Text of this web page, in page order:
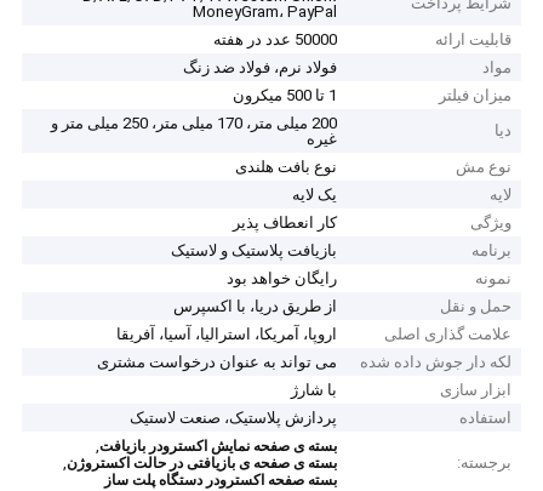
MoneyGram، PayPal
قابلیت ارائه
50000 عدد در هفته
مواد
فولاد نرم، فولاد ضد زنگ
میزان فیلتر
1 تا 500 میکرون
دیا
200 میلی متر، 170 میلی متر، 250 میلی متر و
غیره
نوع مش
نوع بافت هلندی
لایه
یک لایه
ویژگی
کار انعطاف پذیر
برنامه
بازیافت پلاستیک و لاستیک
نمونه
رایگان خواهد بود
حمل و نقل
از طریق دریا، با اکسپرس
علامت گذاری اصلی
اروپا، آمریکا، استرالیا، آسیا، آفریقا
لکه دار جوش داده شده
می تواند به عنوان درخواست مشتری
ابزار سازی
با شارژ
استفاده
پردازش پلاستیک، صنعت لاستیک
برجسته:
بسته ی صفحه نمایش اکسترودر بازیافت,
بسته ی صفحه ی بازیافتی در حالت اکستروژن,
بسته صفحه اکسترودر دستگاه پلت ساز